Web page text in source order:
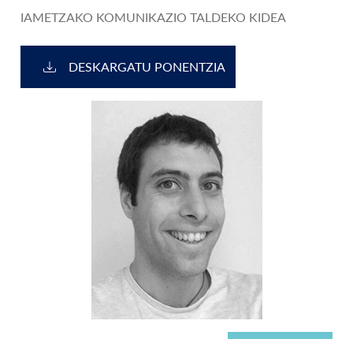
IAMETZAKO KOMUNIKAZIO TALDEKO KIDEA
DESKARGATU PONENTZIA